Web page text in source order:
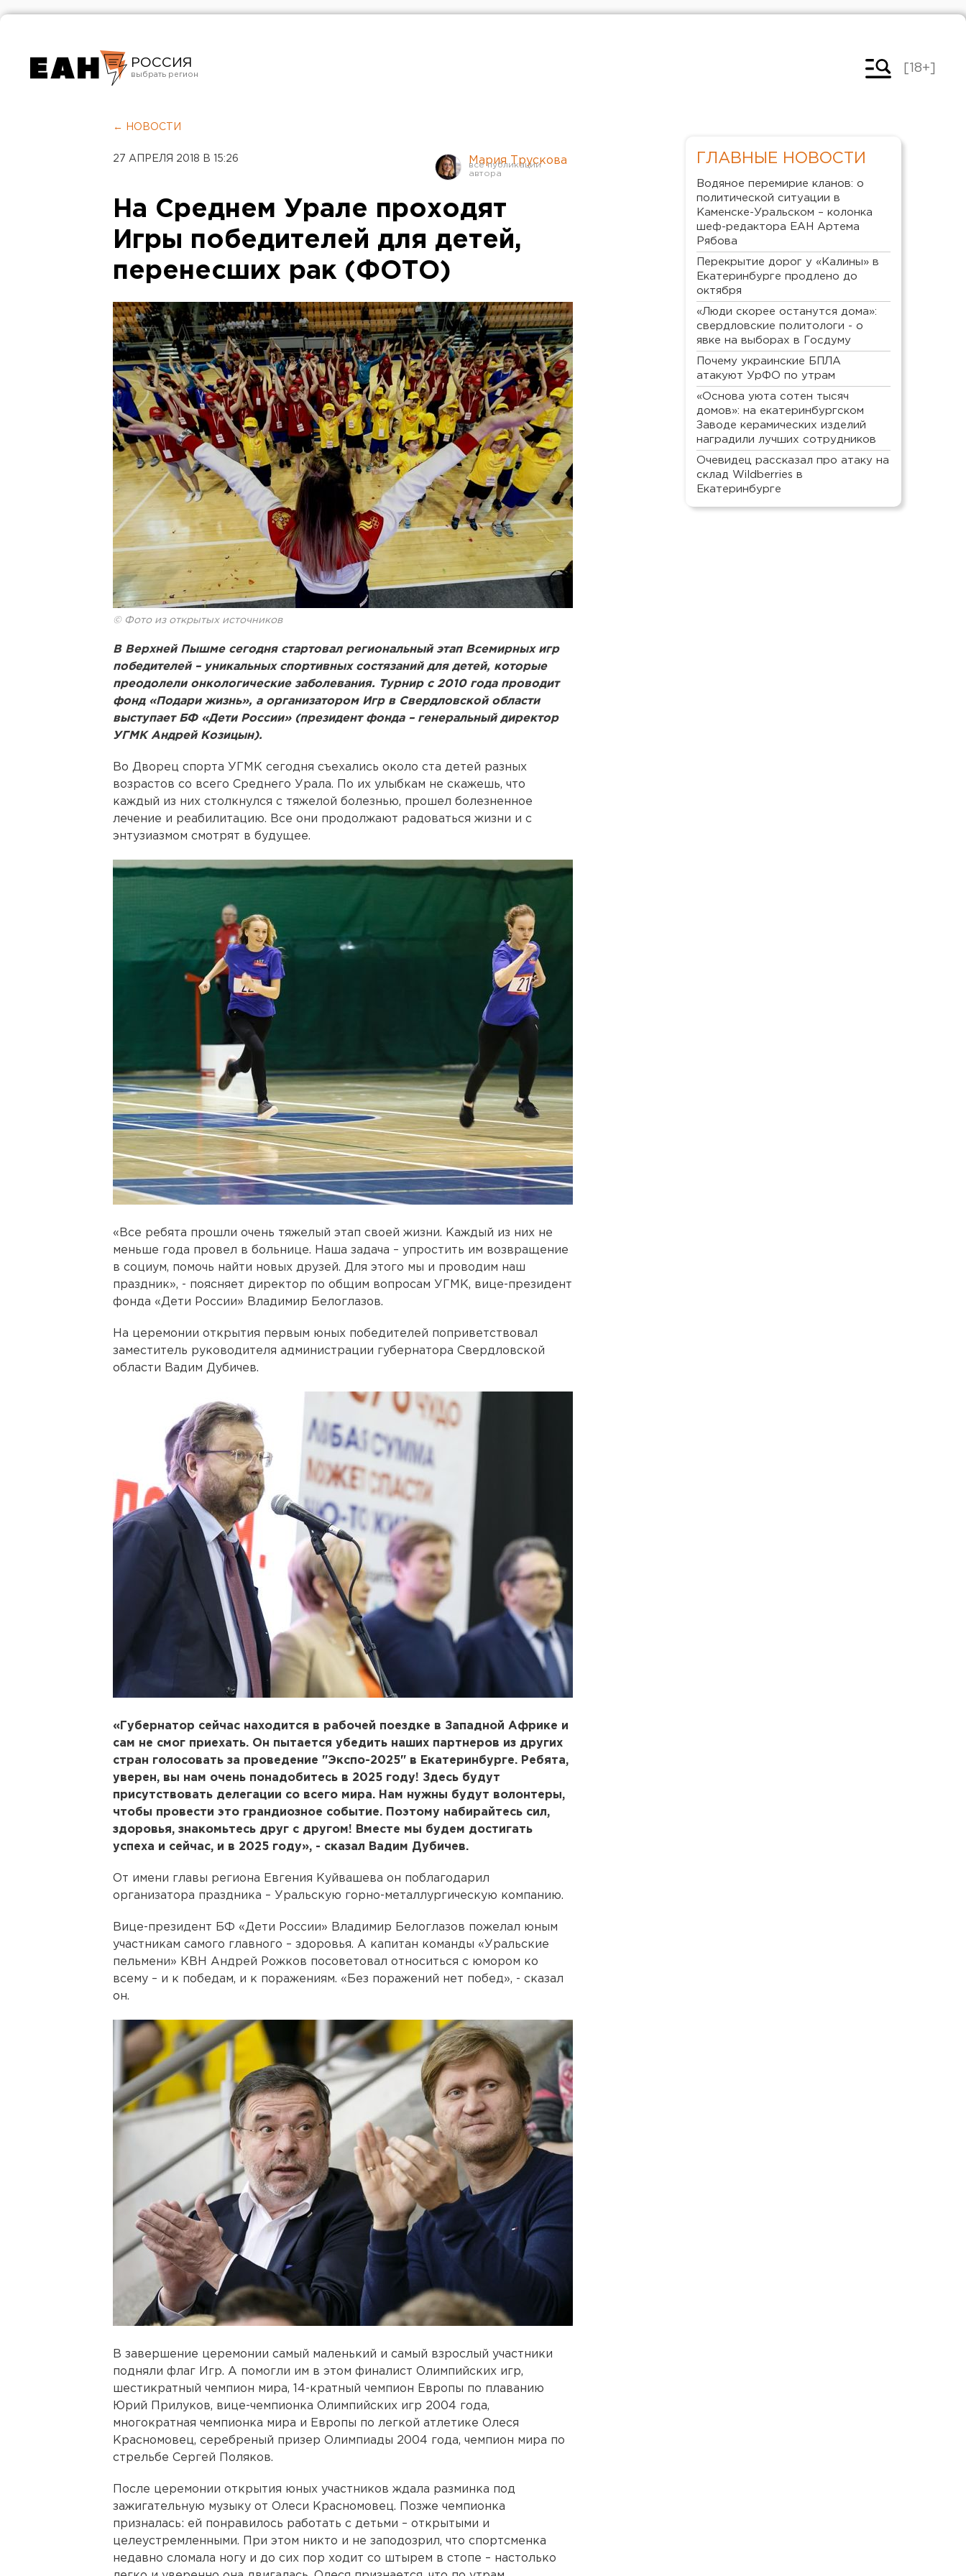
РОССИЯ
Челябинск
[18+]
← НОВОСТИ
27 АПРЕЛЯ 2018 В 15:26 Мария Трускова
На Среднем Урале проходят
Игры победителей для детей,
перенесших рак (ФОТО)
© Фото из открытых источников
В Верхней Пышме сегодня стартовал региональный этап Всемирных игр
победителей – уникальных спортивных состязаний для детей, которые
преодолели онкологические заболевания. Турнир с 2010 года проводит
фонд «Подари жизнь», а организатором Игр в Свердловской области
выступает БФ «Дети России» (президент фонда – генеральный директор
УГМК Андрей Козицын).
Во Дворец спорта УГМК сегодня съехались около ста детей разных
возрастов со всего Среднего Урала. По их улыбкам не скажешь, что
каждый из них столкнулся с тяжелой болезнью, прошел болезненное
лечение и реабилитацию. Все они продолжают радоваться жизни и с
энтузиазмом смотрят в будущее.
«Все ребята прошли очень тяжелый этап своей жизни. Каждый из них не
меньше года провел в больнице. Наша задача – упростить им возвращение
в социум, помочь найти новых друзей. Для этого мы и проводим наш
праздник», - поясняет директор по общим вопросам УГМК, вице-президент
фонда «Дети России» Владимир Белоглазов.
На церемонии открытия первым юных победителей поприветствовал
заместитель руководителя администрации губернатора Свердловской
области Вадим Дубичев.
«Губернатор сейчас находится в рабочей поездке в Западной Африке и
сам не смог приехать. Он пытается убедить наших партнеров из других
стран голосовать за проведение "Экспо-2025" в Екатеринбурге. Ребята,
уверен, вы нам очень понадобитесь в 2025 году! Здесь будут
присутствовать делегации со всего мира. Нам нужны будут волонтеры,
чтобы провести это грандиозное событие. Поэтому набирайтесь сил,
здоровья, знакомьтесь друг с другом! Вместе мы будем достигать
успеха и сейчас, и в 2025 году», - сказал Вадим Дубичев.
От имени главы региона Евгения Куйвашева он поблагодарил
организатора праздника – Уральскую горно-металлургическую компанию.
Вице-президент БФ «Дети России» Владимир Белоглазов пожелал юным
участникам самого главного – здоровья. А капитан команды «Уральские
пельмени» КВН Андрей Рожков посоветовал относиться с юмором ко
всему – и к победам, и к поражениям. «Без поражений нет побед», - сказал
он.
В завершение церемонии самый маленький и самый взрослый участники
подняли флаг Игр. А помогли им в этом финалист Олимпийских игр,
шестикратный чемпион мира, 14-кратный чемпион Европы по плаванию
Юрий Прилуков, вице-чемпионка Олимпийских игр 2004 года,
многократная чемпионка мира и Европы по легкой атлетике Олеся
Красномовец, серебреный призер Олимпиады 2004 года, чемпион мира по
стрельбе Сергей Поляков.
После церемонии открытия юных участников ждала разминка под
зажигательную музыку от Олеси Красномовец. Позже чемпионка
призналась: ей понравилось работать с детьми – открытыми и
целеустремленными. При этом никто и не заподозрил, что спортсменка
недавно сломала ногу и до сих пор ходит со штырем в стопе – настолько
ГЛАВНЫЕ НОВОСТИ
Водяное перемирие кланов: о
политической ситуации в
Каменске-Уральском – колонка
шеф-редактора ЕАН Артема
Рябова
Перекрытие дорог у «Калины» в
Екатеринбурге продлено до
октября
«Люди скорее останутся дома»:
свердловские политологи - о
явке на выборах в Госдуму
Почему украинские БПЛА
атакуют УрФО по утрам
«Основа уюта сотен тысяч
домов»: на екатеринбургском
Заводе керамических изделий
наградили лучших сотрудников
Очевидец рассказал про атаку на
склад Wildberries в
Екатеринбурге